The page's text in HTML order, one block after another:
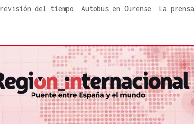
del tiempo Autobus en Ourense La prensa